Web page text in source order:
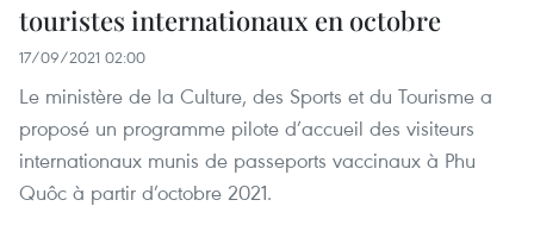
touristes internationaux en octobre
17/09/2021 02:00
Le ministère de la Culture, des Sports et du Tourisme a
proposé un programme pilote d’accueil des visiteurs
internationaux munis de passeports vaccinaux à Phu
Quôc à partir d’octobre 2021.